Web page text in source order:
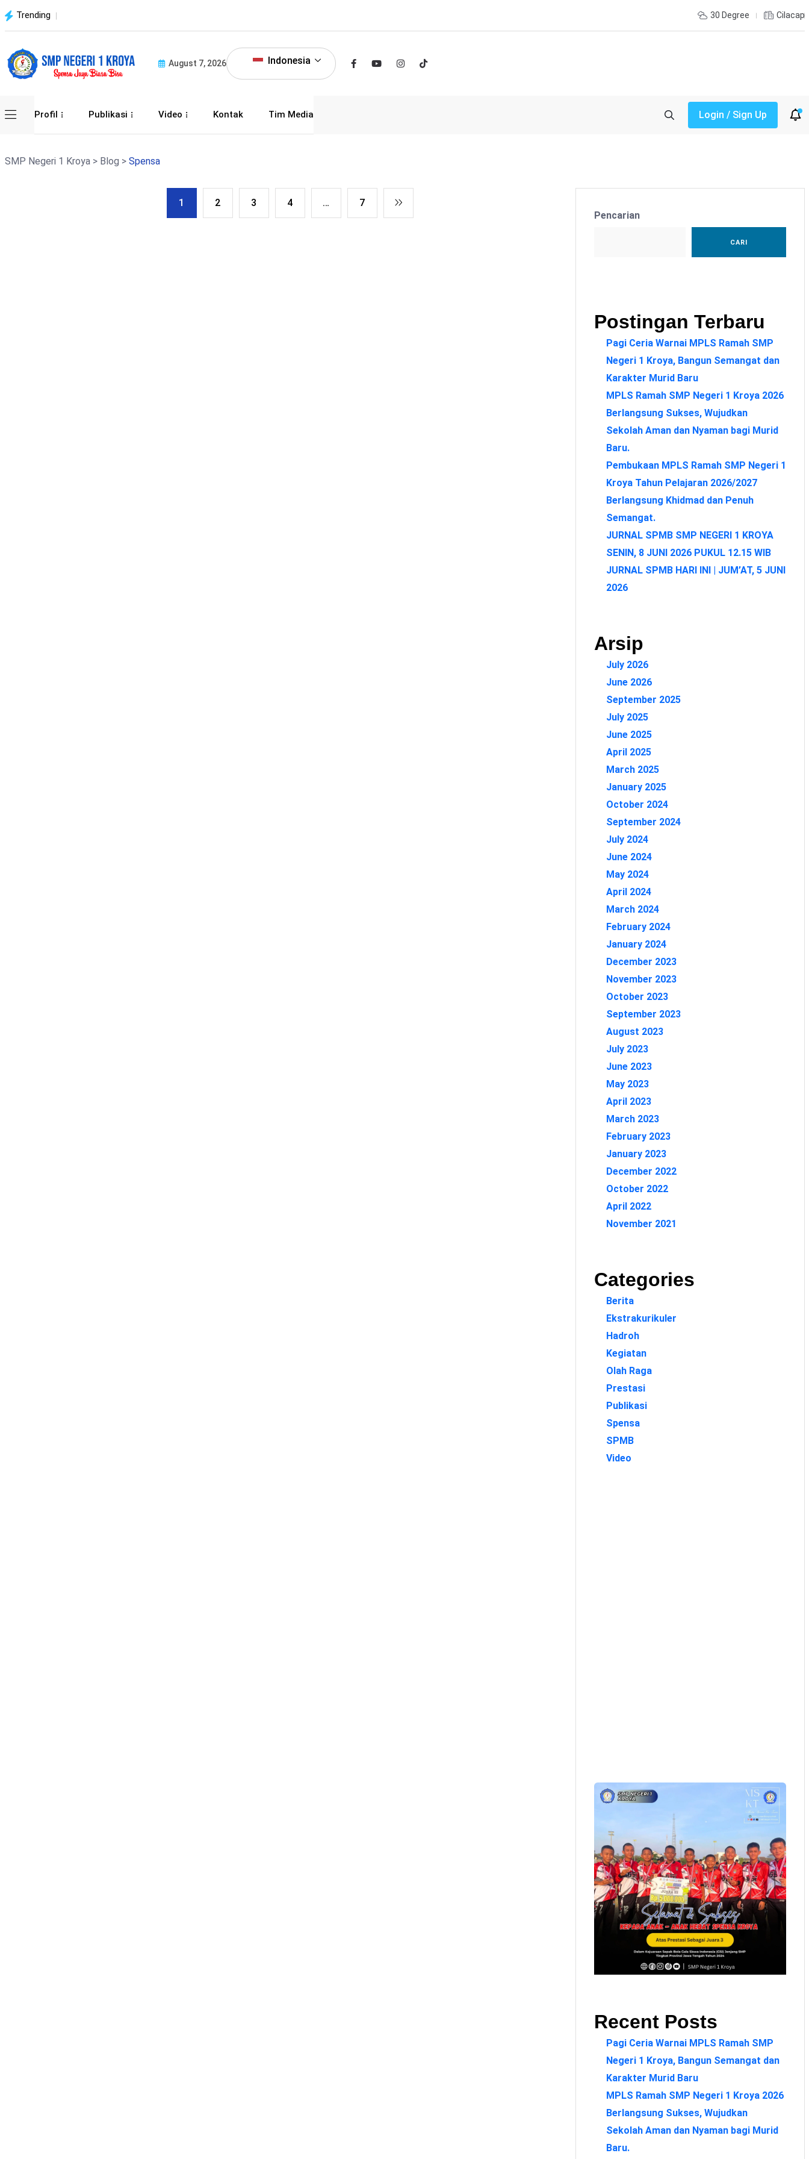
Trending 30 Degree Cilacap
August 7, 2026 Indonesia
Profil Publikasi Video Kontak Tim Media Login / Sign Up
SMP Negeri 1 Kroya> Blog > Spensa
1 2 3 4 …
7
Pencarian
CARI
Postingan Terbaru
Pagi Ceria Warnai MPLS Ramah SMP
Negeri 1 Kroya, Bangun Semangat dan
Karakter Murid Baru
MPLS Ramah SMP Negeri 1 Kroya 2026
Berlangsung Sukses, Wujudkan
Sekolah Aman dan Nyaman bagi Murid
Baru.
Pembukaan MPLS Ramah SMP Negeri 1
Kroya Tahun Pelajaran 2026/2027
Berlangsung Khidmad dan Penuh
Semangat.
JURNAL SPMB SMP NEGERI 1 KROYA
SENIN, 8 JUNI 2026 PUKUL 12.15 WIB
JURNAL SPMB HARI INI | JUM’AT, 5 JUNI
2026
Arsip
July 2026
June 2026
September 2025
July 2025
June 2025
April 2025
March 2025
January 2025
October 2024
September 2024
July 2024
June 2024
May 2024
April 2024
March 2024
February 2024
January 2024
December 2023
November 2023
October 2023
September 2023
August 2023
July 2023
June 2023
May 2023
April 2023
March 2023
February 2023
January 2023
December 2022
October 2022
April 2022
November 2021
Categories
Berita
Ekstrakurikuler
Hadroh
Kegiatan
Olah Raga
Prestasi
Publikasi
Spensa
SPMB
Video
Recent Posts
Pagi Ceria Warnai MPLS Ramah SMP
Negeri 1 Kroya, Bangun Semangat dan
Karakter Murid Baru
MPLS Ramah SMP Negeri 1 Kroya 2026
Berlangsung Sukses, Wujudkan
Sekolah Aman dan Nyaman bagi Murid
Baru.